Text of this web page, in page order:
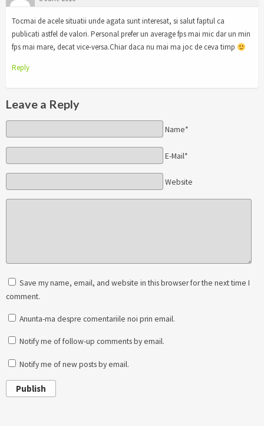
Tocmai de acele situatii unde agata sunt interesat, si salut faptul ca
publicati astfel de valori. Personal prefer un average fps mai mic dar un min
fps mai mare, decat vice-versa.Chiar daca nu mai ma joc de ceva timp
Reply
Leave a Reply
Name*
E-Mail*
Website
Save my name, email, and website in this browser for the next time I
comment.
Anunta-ma despre comentariile noi prin email.
Notify me of follow-up comments by email.
Notify me of new posts by email.
Publish